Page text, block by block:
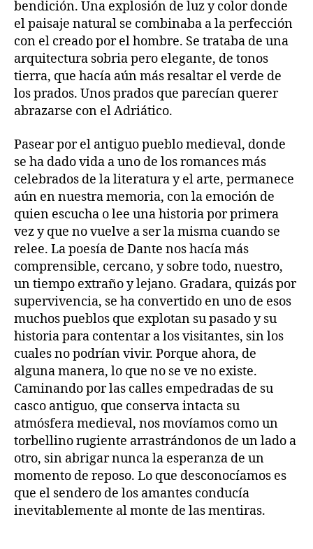
bendición. Una explosión de luz y color donde
el paisaje natural se combinaba a la perfección
con el creado por el hombre. Se trataba de una
arquitectura sobria pero elegante, de tonos
tierra, que hacía aún más resaltar el verde de
los prados. Unos prados que parecían querer
abrazarse con el Adriático.
Pasear por el antiguo pueblo medieval, donde
se ha dado vida a uno de los romances más
celebrados de la literatura y el arte, permanece
aún en nuestra memoria, con la emoción de
quien escucha o lee una historia por primera
vez y que no vuelve a ser la misma cuando se
relee. La poesía de Dante nos hacía más
comprensible, cercano, y sobre todo, nuestro,
un tiempo extraño y lejano. Gradara, quizás por
supervivencia, se ha convertido en uno de esos
muchos pueblos que explotan su pasado y su
historia para contentar a los visitantes, sin los
cuales no podrían vivir. Porque ahora, de
alguna manera, lo que no se ve no existe.
Caminando por las calles empedradas de su
casco antiguo, que conserva intacta su
atmósfera medieval, nos movíamos como un
torbellino rugiente arrastrándonos de un lado a
otro, sin abrigar nunca la esperanza de un
momento de reposo. Lo que desconocíamos es
que el sendero de los amantes conducía
inevitablemente al monte de las mentiras.